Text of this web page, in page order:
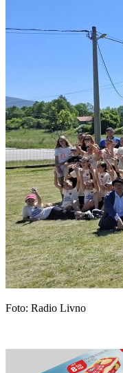
Foto: Radio Livno